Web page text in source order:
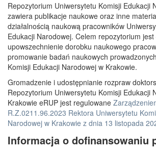
Repozytorium Uniwersytetu Komisji Edukacji
zawiera publikacje naukowe oraz inne
działalnością naukową pracowników
Edukacji Narodowej. Celem repozytorium
upowszechnienie dorobku naukowego
promowanie badań naukowych
Komisji Edukacji Narodowej w Krakowie.
Gromadzenie i udostępnianie rozpraw
Repozytorium Uniwersytetu Komisji Edukacji
Krakowie eRUP jest regulowane
R.Z.0211.96.2023 Rektora Uniwersytetu
Narodowej w Krakowie z dnia 13 listopada
Informacja o dofinansowaniu